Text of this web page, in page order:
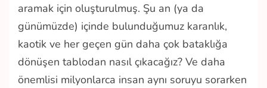
aramak için oluşturulmuş. Şu an (ya da
günümüzde) içinde bulunduğumuz karanlık,
kaotik ve her geçen gün daha çok bataklığa
dönüşen tablodan nasıl çıkacağız? Ve daha
önemlisi milyonlarca insan aynı soruyu sorarken